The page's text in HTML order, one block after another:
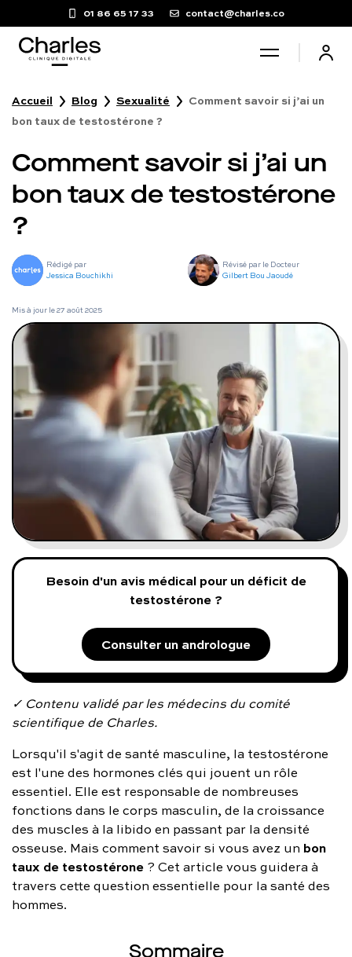
01 86 65 17 33 contact@charles.co
Santé sexuelle
Poids
Troubles du sommeil
Fertilité masculine
Chute de cheveux
Programmes digitaux
Comment ça marche ?
Notre approche médicale
Prenez soin de vous :
Consultez un médecin
Vous avez des questions :
FAQ complète
01 86 65 17 33
contact@charles.co
Accueil Blog Sexualité
Comment savoir si j’ai un
bon taux de testostérone ?
Comment savoir si j’ai un
bon taux de testostérone
?
Rédigé par
Jessica Bouchikhi
Révisé par le Docteur
Gilbert Bou Jaoudé
Mis à jour le27 août 2025
Besoin d'un avis médical pour un déficit de
testostérone ?
Consulter un andrologue
✓ Contenu validé par les médecins du comité
scientifique de Charles.
Lorsqu'il s'agit de santé masculine, la testostérone
est l'une des hormones clés qui jouent un rôle
essentiel. Elle est responsable de nombreuses
fonctions dans le corps masculin, de la croissance
des muscles à la libido en passant par la densité
osseuse. Mais comment savoir si vous avez un bon
taux de testostérone ? Cet article vous guidera à
travers cette question essentielle pour la santé des
hommes.
Sommaire